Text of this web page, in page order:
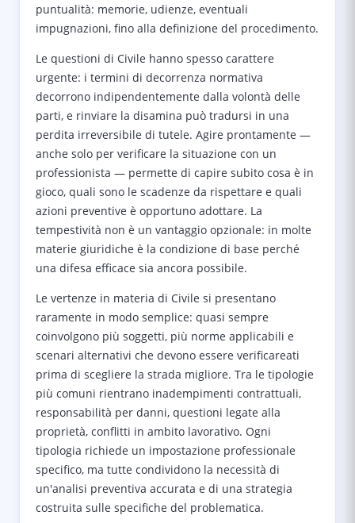
puntualità: memorie, udienze, eventuali
impugnazioni, fino alla definizione del procedimento.
Le questioni di Civile hanno spesso carattere
urgente: i termini di decorrenza normativa
decorrono indipendentemente dalla volontà delle
parti, e rinviare la disamina può tradursi in una
perdita irreversibile di tutele. Agire prontamente —
anche solo per verificare la situazione con un
professionista — permette di capire subito cosa è in
gioco, quali sono le scadenze da rispettare e quali
azioni preventive è opportuno adottare. La
tempestività non è un vantaggio opzionale: in molte
materie giuridiche è la condizione di base perché
una difesa efficace sia ancora possibile.
Le vertenze in materia di Civile si presentano
raramente in modo semplice: quasi sempre
coinvolgono più soggetti, più norme applicabili e
scenari alternativi che devono essere verificareati
prima di scegliere la strada migliore. Tra le tipologie
più comuni rientrano inadempimenti contrattuali,
responsabilità per danni, questioni legate alla
proprietà, conflitti in ambito lavorativo. Ogni
tipologia richiede un impostazione professionale
specifico, ma tutte condividono la necessità di
un'analisi preventiva accurata e di una strategia
costruita sulle specifiche del problematica.